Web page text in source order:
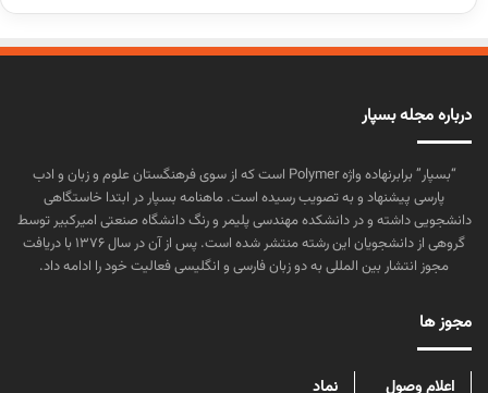
درباره مجله بسپار
“بسپار” برابرنهاده واژه Polymer است که از سوی فرهنگستان علوم و زبان و ادب
پارسی پیشنهاد و به تصویب رسیده است. ماهنامه بسپار در ابتدا خاستگاهی
دانشجویی داشته و در دانشکده مهندسی پلیمر و رنگ دانشگاه صنعتی امیرکبیر توسط
گروهی از دانشجویان این رشته منتشر شده است. پس از آن در سال ۱۳۷۶ با دریافت
مجوز انتشار بین المللی به دو زبان فارسی و انگلیسی فعالیت خود را ادامه داد.
مجوز ها
اعلام وصول
نماد